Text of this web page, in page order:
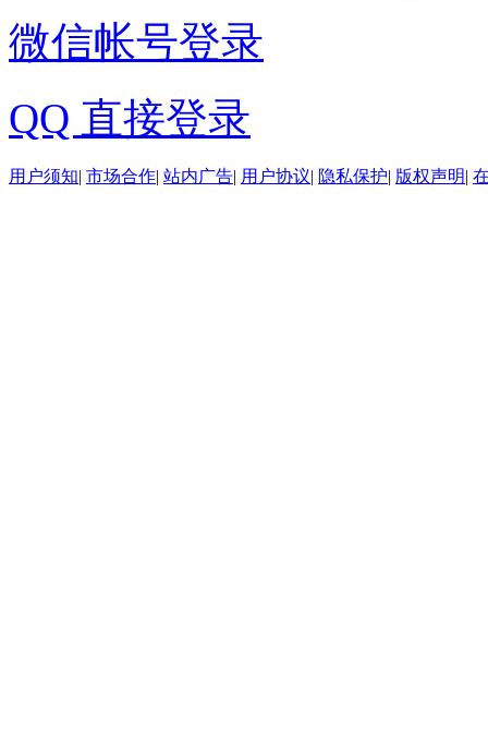
微信帐号登录
QQ 直接登录
用户须知| 市场合作| 站内广告| 用户协议| 隐私保护| 版权声明|